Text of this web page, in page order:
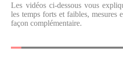
Les vidéos ci-dessous vous
les temps forts et faibles, mesures
façon complémentaire.